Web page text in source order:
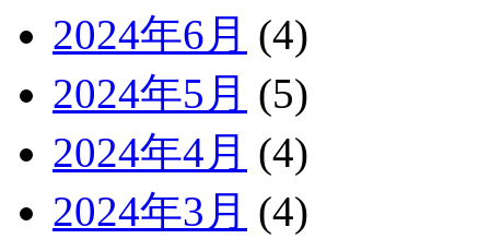
2024年6月 (4)
2024年5月 (5)
2024年4月 (4)
2024年3月 (4)